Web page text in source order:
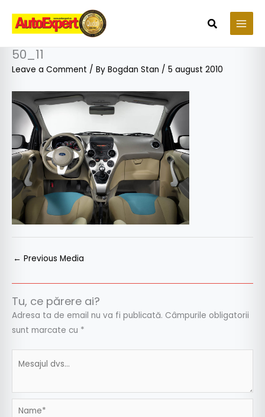
content
Search
50_11
Leave a Comment / By Bogdan Stan / 5 august 2010
← Previous Media
Tu, ce părere ai?
Adresa ta de email nu va fi publicată. Câmpurile obligatorii
sunt marcate cu *
Name*